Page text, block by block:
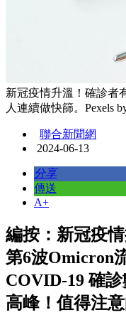
新冠疫情升溫！確診者
人連續做快篩。Pexels
聯合新聞網
2024-06-13
分享
傳送
A+
編按：新冠疫
第6波Omicron
COVID-19 確
高峰！值得注意